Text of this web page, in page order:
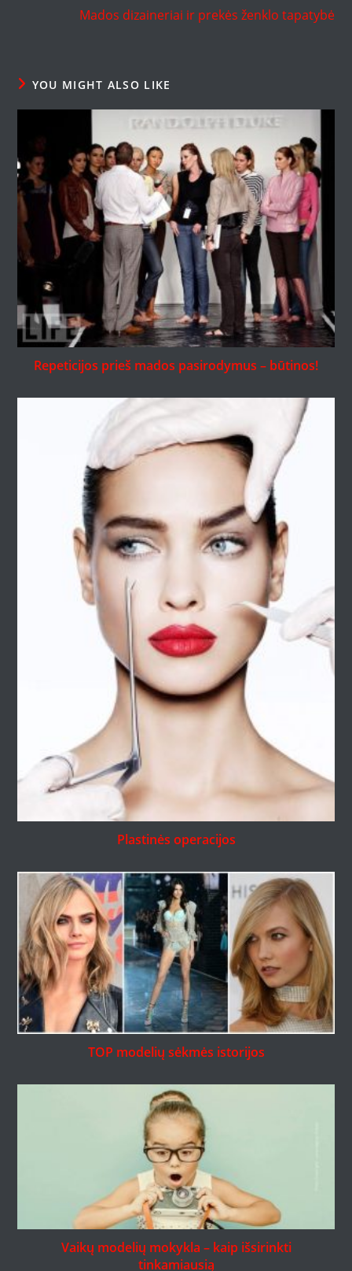
Mados dizaineriai ir prekės ženklo tapatybė
YOU MIGHT ALSO LIKE
Repeticijos prieš mados pasirodymus – būtinos!
Plastinės operacijos
TOP modelių sėkmės istorijos
Vaikų modelių mokykla – kaip išsirinkti
tinkamiausią